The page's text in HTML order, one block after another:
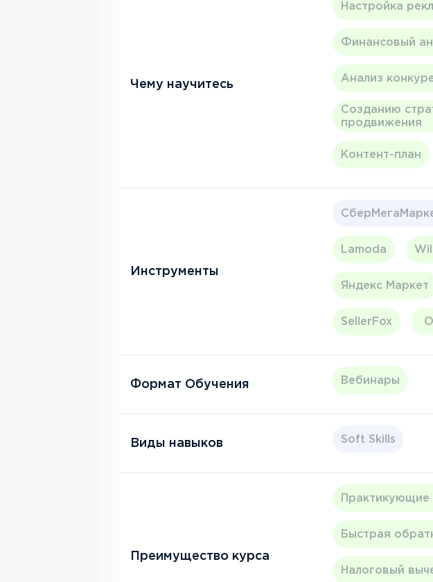
Чему научитесь
Настройка
Финансовый
Анализ
Созданию
продвижения
Контент-план
Инструменты
Lamoda
Яндекс Маркет
SellerFox
Формат Обучения Вебинары
Виды навыков Soft Skills
Преимущество курса
Практикующие
Быстрая
Налоговый